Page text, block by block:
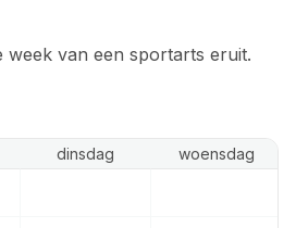
week van een sportarts eruit.
dinsdag woensdag